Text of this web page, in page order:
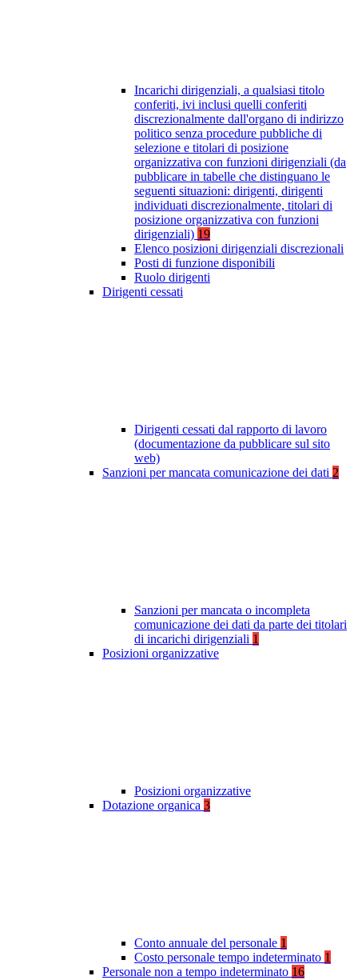
Incarichi dirigenziali, a qualsiasi titolo
conferiti, ivi inclusi quelli conferiti
discrezionalmente dall'organo di indirizzo
politico senza procedure pubbliche di
selezione e titolari di posizione
organizzativa con funzioni dirigenziali (da
pubblicare in tabelle che distinguano le
seguenti situazioni: dirigenti, dirigenti
individuati discrezionalmente, titolari di
posizione organizzativa con funzioni
dirigenziali) 19
Elenco posizioni dirigenziali discrezionali
Posti di funzione disponibili
Ruolo dirigenti
Dirigenti cessati
Dirigenti cessati dal rapporto di lavoro
(documentazione da pubblicare sul sito
web)
Sanzioni per mancata comunicazione dei dati 2
Sanzioni per mancata o incompleta
comunicazione dei dati da parte dei titolari
di incarichi dirigenziali 1
Posizioni organizzative
Posizioni organizzative
Dotazione organica 3
Conto annuale del personale 1
Costo personale tempo indeterminato 1
Personale non a tempo indeterminato 16